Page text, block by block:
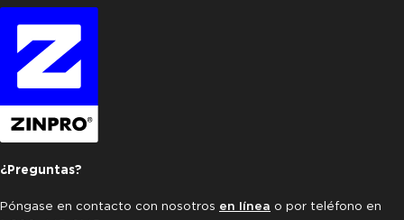
¿Preguntas?
Póngase en contacto con nosotros en línea o por teléfono en